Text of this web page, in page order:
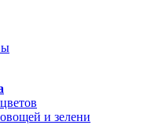
и зелени